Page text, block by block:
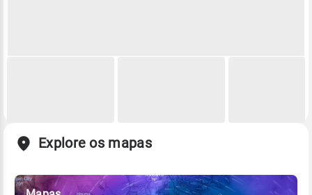
Explore os mapas